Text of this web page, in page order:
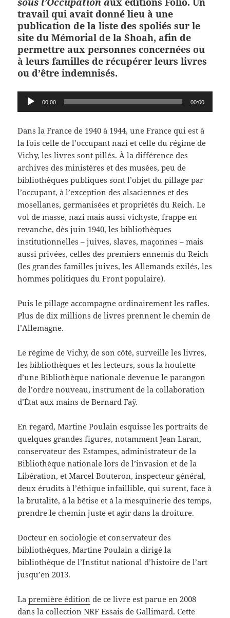
travail qui avait donné lieu à une
publication de la liste des spoliés sur le
site du Mémorial de la Shoah, afin de
permettre aux personnes concernées ou
à leurs familles de récupérer leurs livres
ou d’être indemnisés.
Lecteur
audio
00:00 00:00
Dans la France de 1940 à 1944, une France qui est à
la fois celle de l’occupant nazi et celle du régime de
Vichy, les livres sont pillés. À la différence des
archives des ministères et des musées, peu de
bibliothèques publiques sont l’objet du pillage par
l’occupant, à l’exception des alsaciennes et des
mosellanes, germanisées et propriétés du Reich. Le
vol de masse, nazi mais aussi vichyste, frappe en
revanche, dès juin 1940, les bibliothèques
institutionnelles – juives, slaves, maçonnes – mais
aussi privées, celles des premiers ennemis du Reich
(les grandes familles juives, les Allemands exilés, les
hommes politiques du Front populaire).
Puis le pillage accompagne ordinairement les rafles.
Plus de dix millions de livres prennent le chemin de
l’Allemagne.
Le régime de Vichy, de son côté, surveille les livres,
les bibliothèques et les lecteurs, sous la houlette
d’une Bibliothèque nationale devenue le parangon
de l’ordre nouveau, instrument de la collaboration
d’État aux mains de Bernard Faÿ.
En regard, Martine Poulain esquisse les portraits de
quelques grandes figures, notamment Jean Laran,
conservateur des Estampes, administrateur de la
Bibliothèque nationale lors de l’invasion et de la
Libération, et Marcel Bouteron, inspecteur général,
deux érudits à l’éthique infaillible, qui surent, face à
la brutalité, à la bêtise et à la mesquinerie des temps,
prendre le chemin juste et agir dans la droiture.
Docteur en sociologie et conservateur des
bibliothèques, Martine Poulain a dirigé la
bibliothèque de l’Institut national d’histoire de l’art
jusqu’en 2013.
Lapremière édition de ce livre est parue en 2008
dans la collection NRF Essais de Gallimard. Cette